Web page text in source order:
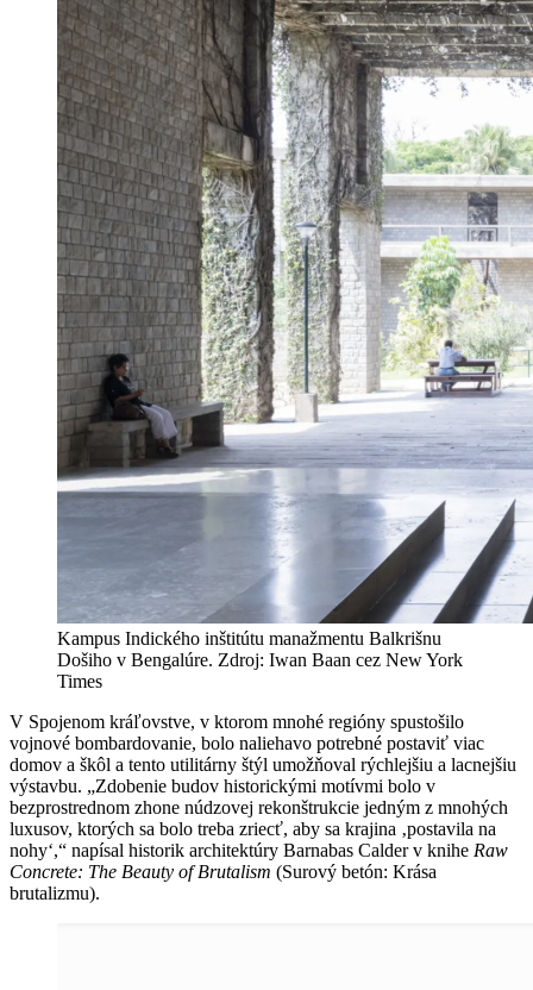
Kampus Indického inštitútu manažmentu Balkrišnu
Došiho v Bengalúre. Zdroj: Iwan Baan cez New York
Times
V Spojenom kráľovstve, v ktorom mnohé regióny spustošilo
vojnové bombardovanie, bolo naliehavo potrebné postaviť viac
domov a škôl a tento utilitárny štýl umožňoval rýchlejšiu a lacnejšiu
výstavbu. „Zdobenie budov historickými motívmi bolo v
bezprostrednom zhone núdzovej rekonštrukcie jedným z mnohých
luxusov, ktorých sa bolo treba zriecť, aby sa krajina ‚postavila na
nohy‘,“ napísal historik architektúry Barnabas Calder v knihe Raw
Concrete: The Beauty of Brutalism (Surový betón: Krása
brutalizmu).